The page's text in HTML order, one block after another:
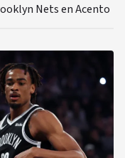
Nets en Acento